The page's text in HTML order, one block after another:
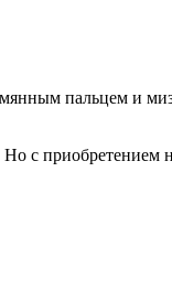
пальцем и
с приобретением